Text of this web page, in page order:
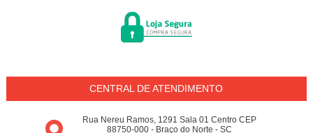
CENTRAL DE ATENDIMENTO
Rua Nereu Ramos, 1291 Sala 01 Centro CEP
88750-000 - Braço do Norte - SC